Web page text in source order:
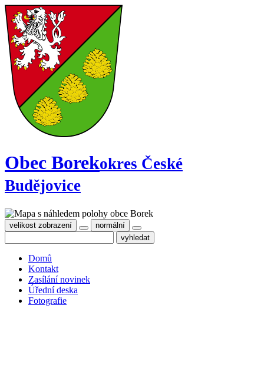
Obec Borekokres České
Budějovice
velikost zobrazení normální
Domů
Kontakt
Zasílání novinek
Úřední deska
Fotografie